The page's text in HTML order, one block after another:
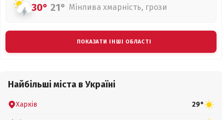
30° 21° Мінлива хмарність, грози
ПОКАЗАТИ ІНШІ ОБЛАСТІ
Найбільші міста в Україні
Харків 29°